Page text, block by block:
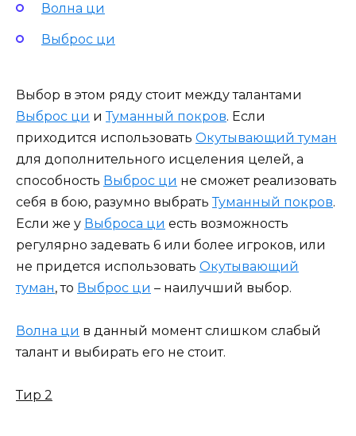
Волна ци
Выброс ци
Выбор в этом ряду стоит между талантами
Выброс ци иТуманный покров. Если
приходится использовать Окутывающий туман
для дополнительного исцеления целей, а
способность Выброс ци не сможет реализовать
себя в бою, разумно выбратьТуманный покров.
Если же у Выброса ци есть возможность
регулярно задевать 6 или более игроков, или
не придется использовать Окутывающий
туман, то Выброс ци – наилучший выбор.
Волна ци в данный момент слишком слабый
талант и выбирать его не стоит.
Тир 2